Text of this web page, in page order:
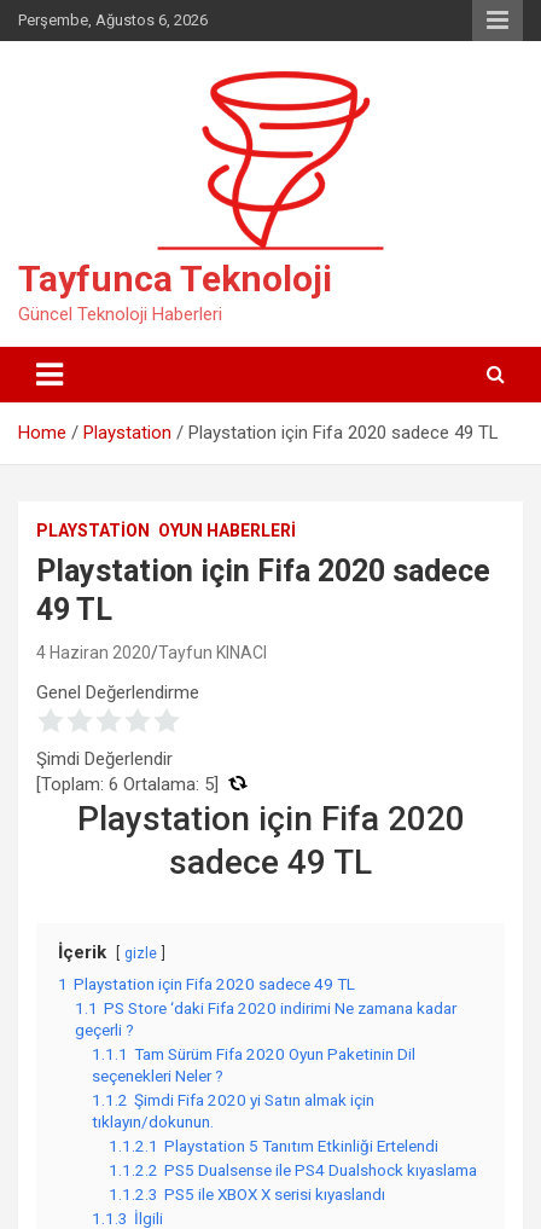
Skip
to
Perşembe, Ağustos 6, 2026
Tayfunca Teknoloji
Güncel Teknoloji Haberleri
Home Playstation Playstation için Fifa 2020 sadece 49 TL
PLAYSTATION OYUN HABERLERI
Playstation için Fifa 2020 sadece
49 TL
4 Haziran 2020 Tayfun KINACI
Genel Değerlendirme
Şimdi Değerlendir
[Toplam: 6 Ortalama: 5]
Playstation için Fifa 2020
sadece 49 TL
İçerik gizle
1 Playstation için Fifa 2020 sadece 49 TL
1.1 PS Store ‘daki Fifa 2020 indirimi Ne zamana kadar
geçerli ?
1.1.1 Tam Sürüm Fifa 2020 Oyun Paketinin Dil
seçenekleri Neler ?
1.1.2 Şimdi Fifa 2020 yi Satın almak için
tıklayın/dokunun.
1.1.2.1 Playstation 5 Tanıtım Etkinliği Ertelendi
1.1.2.2 PS5 Dualsense ile PS4 Dualshock kıyaslama
1.1.2.3 PS5 ile XBOX X serisi kıyaslandı
1.1.3 İlgili